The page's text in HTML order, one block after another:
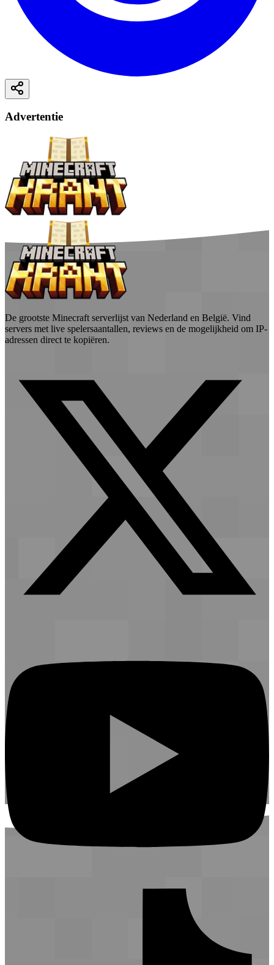
Advertentie
De grootste Minecraft serverlijst van Nederland en België. Vind
servers met live spelersaantallen, reviews en de mogelijkheid om IP-
adressen direct te kopiëren.